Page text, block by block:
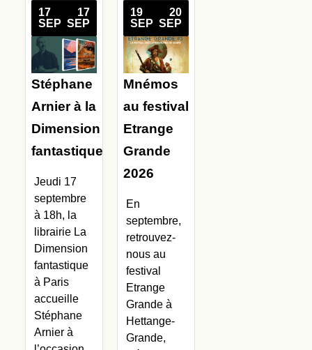
17
SEP
17
SEP
Stéphane
Arnier à la
Dimension
fantastique
Jeudi 17
septembre
à 18h, la
librairie La
Dimension
fantastique
à Paris
accueille
Stéphane
Arnier à
19
SEP
20
SEP
Mnémos
au festival
Etrange
Grande
2026
En
septembre,
retrouvez-
nous au
festival
Etrange
Grande à
Hettange-
Grande,